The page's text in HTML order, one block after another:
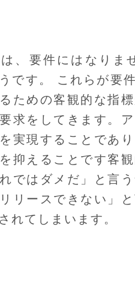
は、要件にはなり
です。 これらが要
ための客観的な指
求をしてきます。
実現することであ
抑えることです客
ではダメだ」と言
リースできない」
れてしまいます。